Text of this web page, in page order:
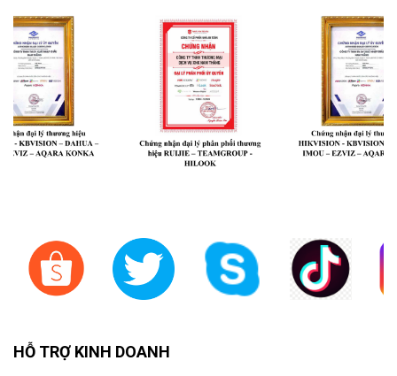
HỖ TRỢ KINH DOANH